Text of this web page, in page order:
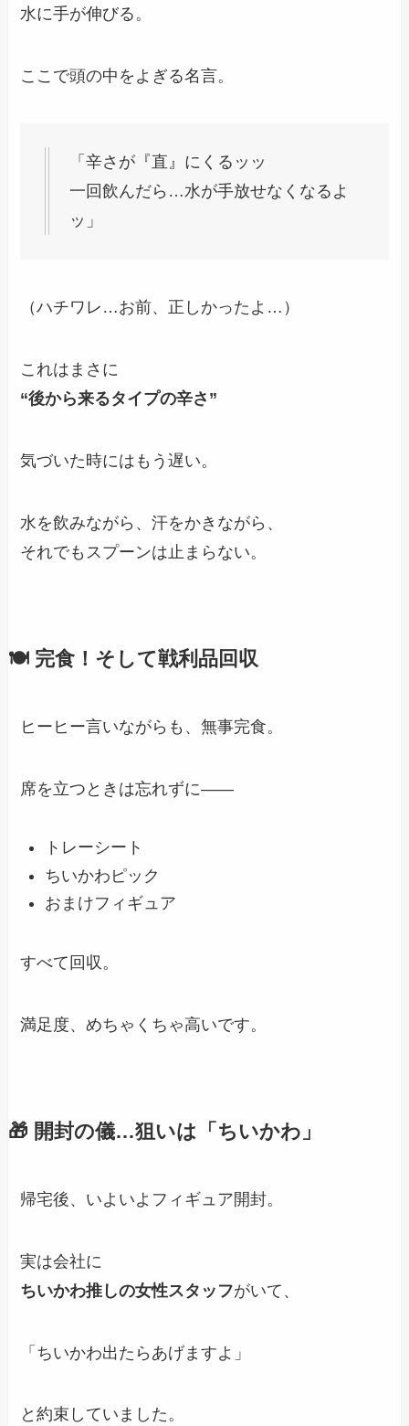
水に手が伸びる。
ここで頭の中をよぎる名言。
「辛さが『直』にくるッッ
一回飲んだら…水が手放せなくなるよ
ッ」
（ハチワレ…お前、正しかったよ…）
これはまさに
“後から来るタイプの辛さ”
気づいた時にはもう遅い。
水を飲みながら、汗をかきながら、
それでもスプーンは止まらない。
🍽 完食！そして戦利品回収
ヒーヒー言いながらも、無事完食。
席を立つときは忘れずに――
トレーシート
ちいかわピック
おまけフィギュア
すべて回収。
満足度、めちゃくちゃ高いです。
🎁 開封の儀…狙いは「ちいかわ」
帰宅後、いよいよフィギュア開封。
実は会社に
ちいかわ推しの女性スタッフがいて、
「ちいかわ出たらあげますよ」
と約束していました。